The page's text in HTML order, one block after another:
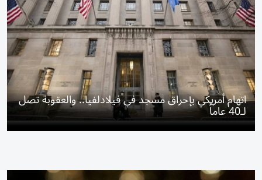
اتهام أمريكي بإحراق مسجد في فيلادلفيا.. والعقوبة تصل
لـ40 عاماً